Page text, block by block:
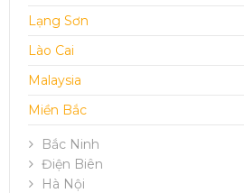
Lạng Sơn
Lào Cai
Malaysia
Miền Bắc
Bắc Ninh
Điện Biên
Hà Nội